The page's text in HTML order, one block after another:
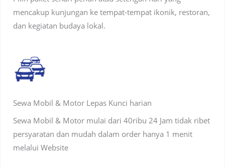
mencakup kunjungan ke tempat-tempat ikonik, restoran,
dan kegiatan budaya lokal.
Sewa Mobil & Motor Lepas Kunci harian
Sewa Mobil & Motor mulai dari 40ribu 24 Jam tidak ribet
persyaratan dan mudah dalam order hanya 1 menit
melalui Website